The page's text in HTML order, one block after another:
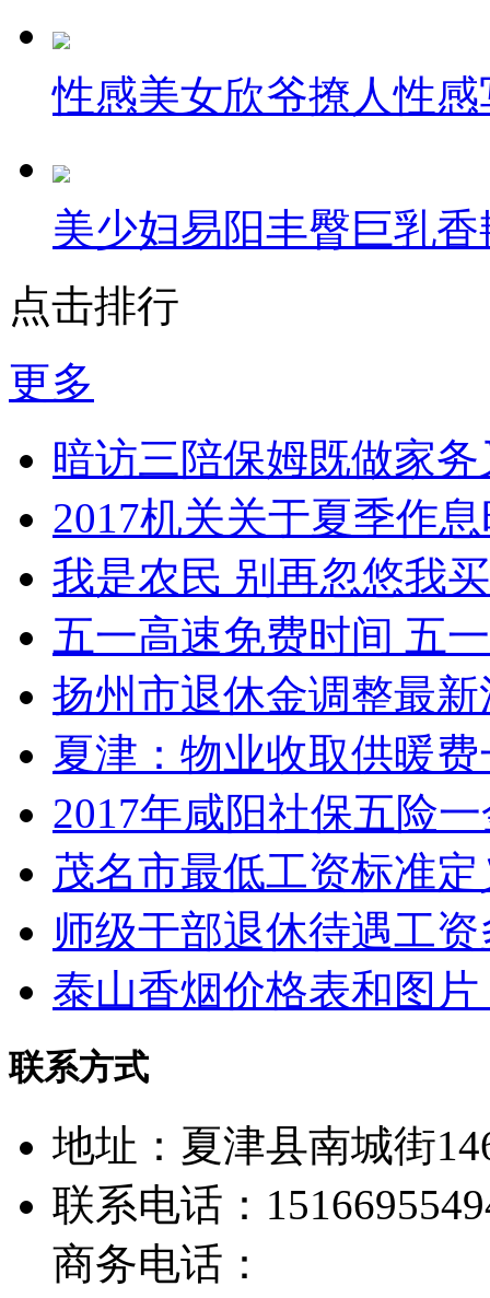
性感美女欣爷撩人性
美少妇易阳丰臀巨乳
点击排行
更多
暗访三陪保姆既做家
2017机关关于夏季作
我是农民 别再忽悠我
五一高速免费时间 五
扬州市退休金调整最
夏津：物业收取供暖
2017年咸阳社保五险
茂名市最低工资标准
师级干部退休待遇工
泰山香烟价格表和图
联系方式
地址：夏津县南城街
联系电话：
商务电话：